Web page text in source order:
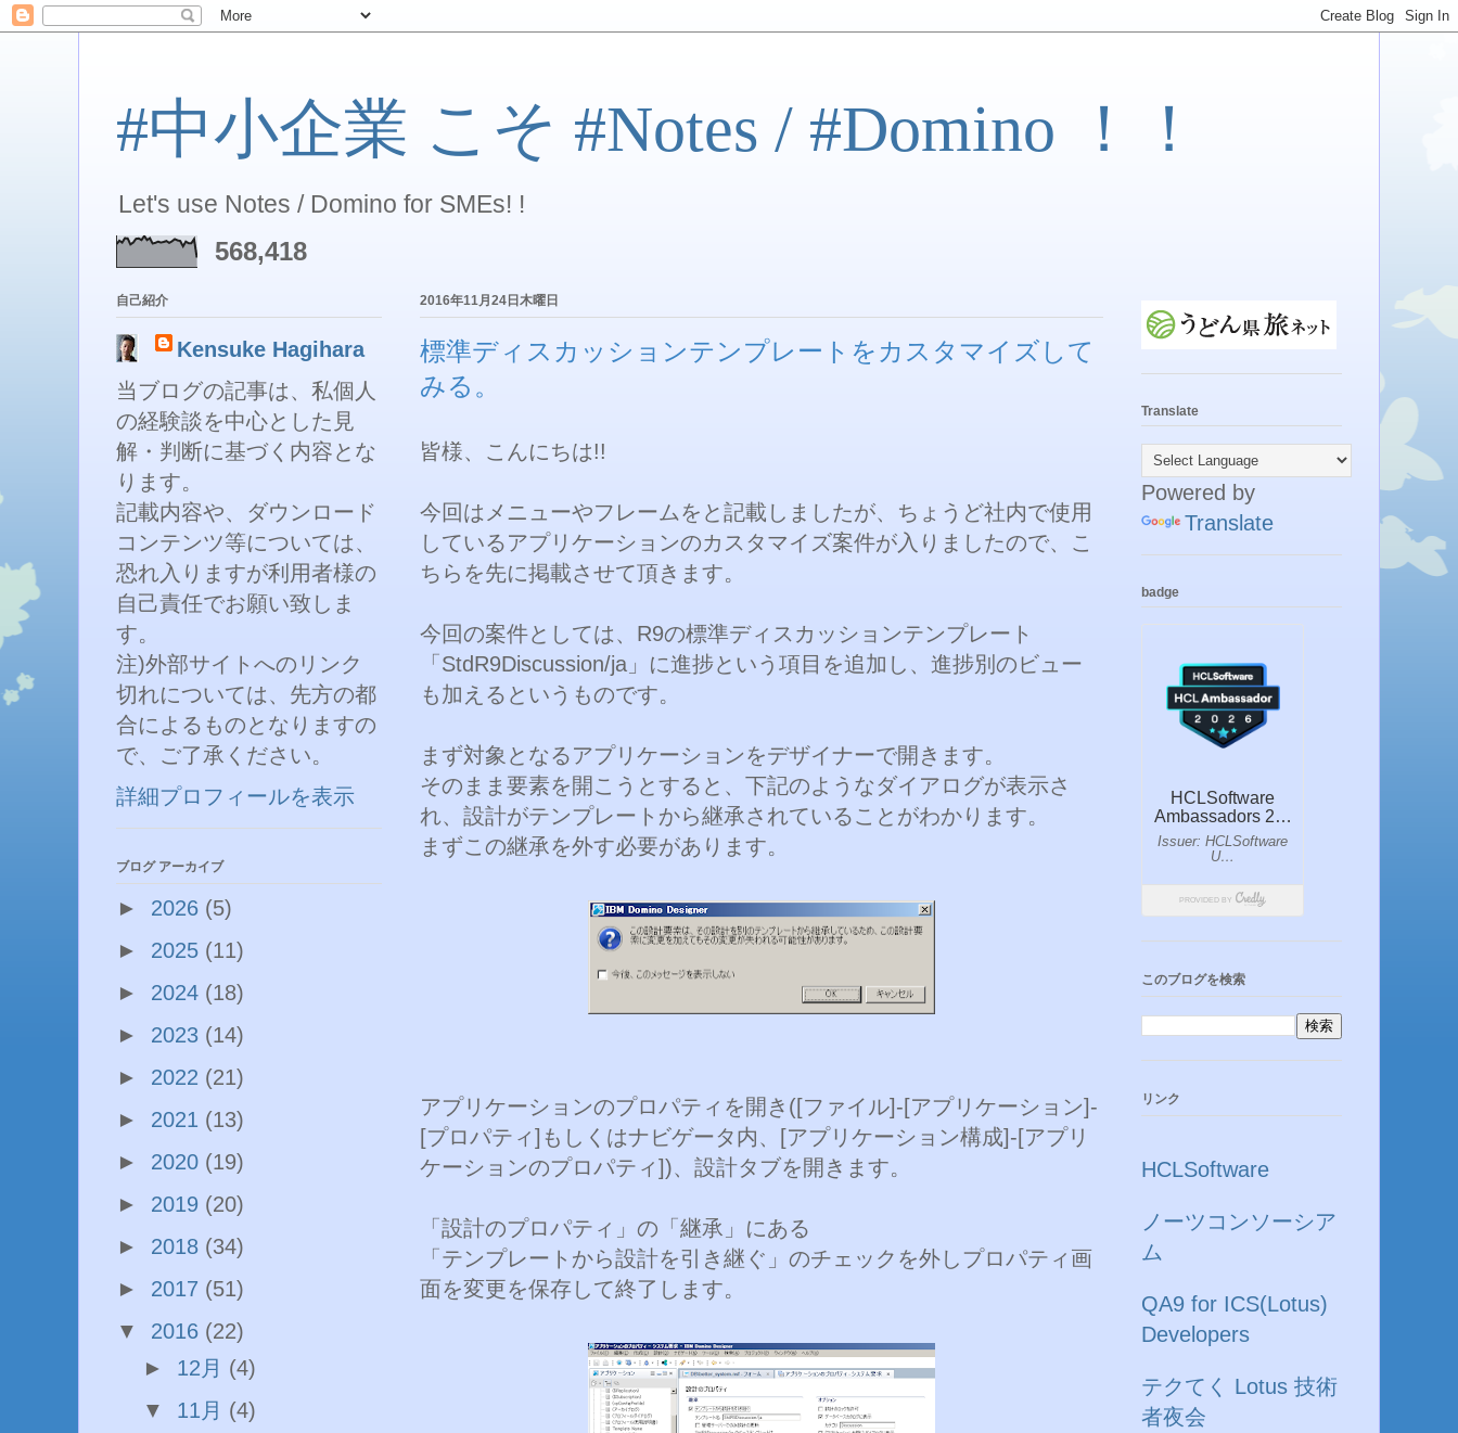
#中小企業 こそ #Notes / #Domino ！！
Let's use Notes / Domino for SMEs! !
568,418
2016年11月24日木曜日
標準ディスカッションテンプレートをカスタマイズして
みる。
皆様、こんにちは!!
今回はメニューやフレームをと記載しましたが、ちょうど社内で使用
しているアプリケーションのカスタマイズ案件が入りましたので、こ
ちらを先に掲載させて頂きます。
今回の案件としては、R9の標準ディスカッションテンプレート
「StdR9Discussion/ja」に進捗という項目を追加し、進捗別のビュー
も加えるというものです。
まず対象となるアプリケーションをデザイナーで開きます。
そのまま要素を開こうとすると、下記のようなダイアログが表示さ
れ、設計がテンプレートから継承されていることがわかります。
まずこの継承を外す必要があります。
アプリケーションのプロパティを開き([ファイル]-[アプリケーション]-
[プロパティ]もしくはナビゲータ内、[アプリケーション構成]-[アプリ
ケーションのプロパティ])、設計タブを開きます。
「設計のプロパティ」の「継承」にある
「テンプレートから設計を引き継ぐ」のチェックを外しプロパティ画
面を変更を保存して終了します。
自己紹介
Kensuke Hagihara
当ブログの記事は、私個人
の経験談を中心とした見
解・判断に基づく内容とな
ります。
記載内容や、ダウンロード
コンテンツ等については、
恐れ入りますが利用者様の
自己責任でお願い致しま
す。
注)外部サイトへのリンク
切れについては、先方の都
合によるものとなりますの
で、ご了承ください。
詳細プロフィールを表示
ブログ アーカイブ
► 2026 (5)
► 2025 (11)
► 2024 (18)
► 2023 (14)
► 2022 (21)
► 2021 (13)
► 2020 (19)
► 2019 (20)
► 2018 (34)
► 2017 (51)
▼ 2016 (22)
► 12月 (4)
▼ 11月 (4)
Translate
Powered by
Translate
badge
このブログを検索
リンク
HCLSoftware
ノーツコンソーシア
ム
QA9 for ICS(Lotus)
Developers
テクてく Lotus 技術
者夜会